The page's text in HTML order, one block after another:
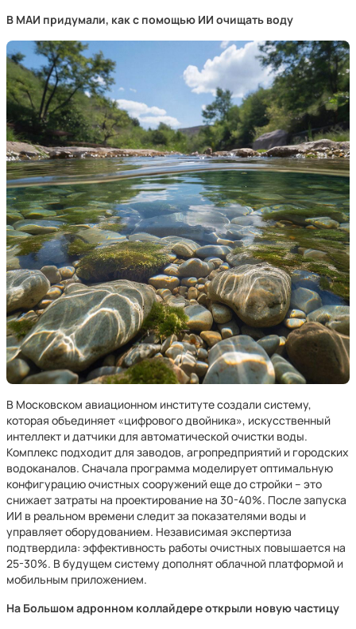
В МАИ придумали, как с помощью ИИ очищать воду
В Московском авиационном институте создали систему,
которая объединяет «цифрового двойника», искусственный
интеллект и датчики для автоматической очистки воды.
Комплекс подходит для заводов, агропредприятий и городских
водоканалов. Сначала программа моделирует оптимальную
конфигурацию очистных сооружений еще до стройки – это
снижает затраты на проектирование на 30-40%. После запуска
ИИ в реальном времени следит за показателями воды и
управляет оборудованием. Независимая экспертиза
подтвердила: эффективность работы очистных повышается на
25-30%. В будущем систему дополнят облачной платформой и
мобильным приложением.
На Большом адронном коллайдере открыли новую частицу